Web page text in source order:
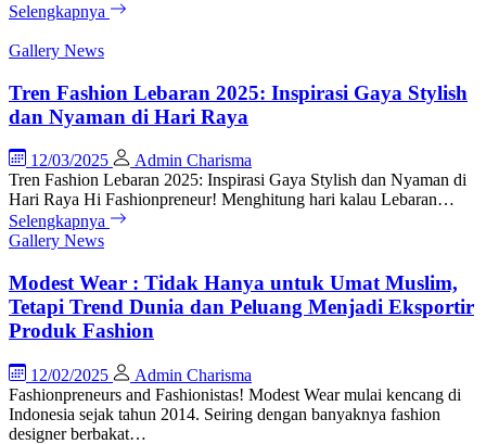
Selengkapnya
Gallery News
Tren Fashion Lebaran 2025: Inspirasi Gaya Stylish
dan Nyaman di Hari Raya
12/03/2025
Admin Charisma
Tren Fashion Lebaran 2025: Inspirasi Gaya Stylish dan Nyaman di
Hari Raya Hi Fashionpreneur! Menghitung hari kalau Lebaran…
Selengkapnya
Gallery News
Modest Wear : Tidak Hanya untuk Umat Muslim,
Tetapi Trend Dunia dan Peluang Menjadi Eksportir
Produk Fashion
12/02/2025
Admin Charisma
Fashionpreneurs and Fashionistas! Modest Wear mulai kencang di
Indonesia sejak tahun 2014. Seiring dengan banyaknya fashion
designer berbakat…